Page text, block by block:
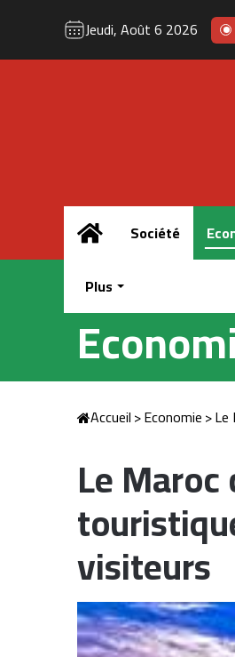
Jeudi, Août 6 2026
AccueilSociété
Plus
Accueil>Economie>
Le
visiteurs